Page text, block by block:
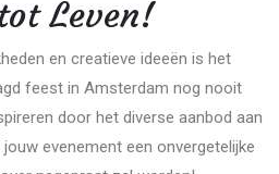
Leven!
en creatieve ideeën is het
feest in Amsterdam nog nooit
door het diverse aanbod aan
evenement een onvergetelijke